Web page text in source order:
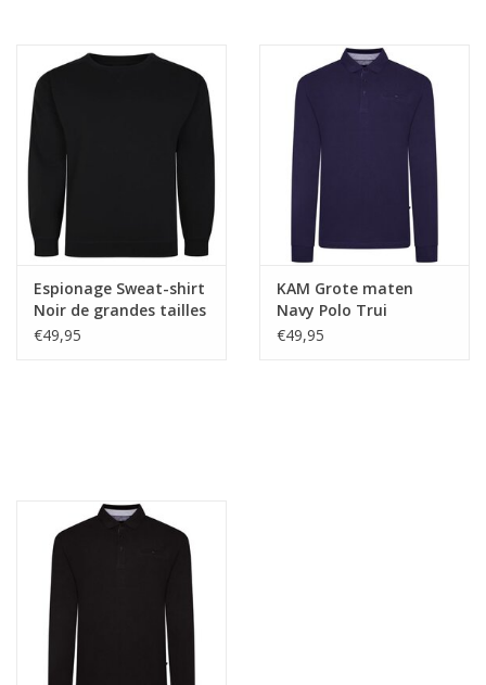
Espionage Sweat-shirt
Noir de grandes tailles
€49,95
KAM Grote maten
Navy Polo Trui
€49,95